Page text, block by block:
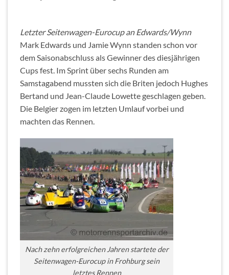
Letzter Seitenwagen-Eurocup an Edwards/Wynn
Mark Edwards und Jamie Wynn standen schon vor
dem Saisonabschluss als Gewinner des diesjährigen
Cups fest. Im Sprint über sechs Runden am
Samstagabend mussten sich die Briten jedoch Hughes
Bertand und Jean-Claude Lowette geschlagen geben.
Die Belgier zogen im letzten Umlauf vorbei und
machten das Rennen.
Nach zehn erfolgreichen Jahren startete der
Seitenwagen-Eurocup in Frohburg sein
letztes Rennen